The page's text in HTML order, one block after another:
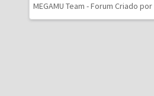
MEGAMU Team - Forum Criado por